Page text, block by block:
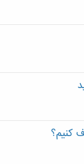
کنیم؟